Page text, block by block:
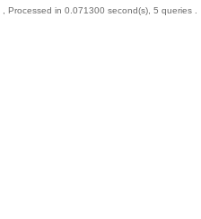
, Processed in 0.071300 second(s), 5 queries .